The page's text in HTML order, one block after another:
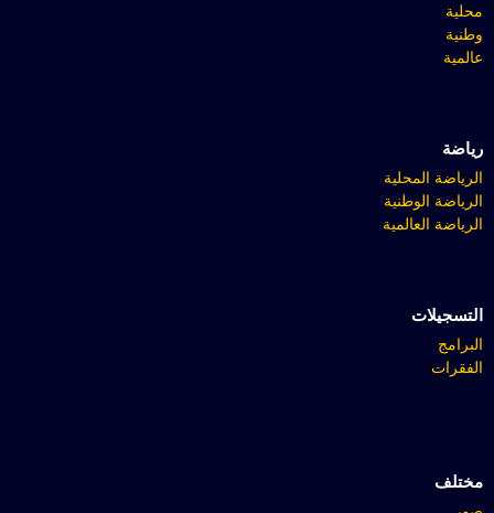
محلية
وطنية
عالمية
رياضة
الرياضة المحلية
الرياضة الوطنية
الرياضة العالمية
التسجيلات
البرامج
الفقرات
مختلف